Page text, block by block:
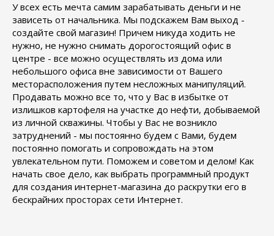
У всех есть мечта самим зарабатывать деньги и не
зависеть от начальника. Мы подскажем Вам выход -
создайте свой магазин! Причем никуда ходить не
нужно, не нужно снимать дорогостоящий офис в
центре - все можно осуществлять из дома или
небольшого офиса вне зависимости от Вашего
месторасположения путем несложных манипуляций.
Продавать можно все то, что у Вас в избытке от
излишков картофеля на участке до нефти, добываемой
из личной скважины. Чтобы у Вас не возникло
затруднений - мы постоянно будем с Вами, будем
постоянно помогать и сопровождать на этом
увлекательном пути. Поможем и советом и делом! Как
начать свое дело, как выбрать программный продукт
для создания интернет-магазина до раскрутки его в
бескрайних просторах сети Интернет.